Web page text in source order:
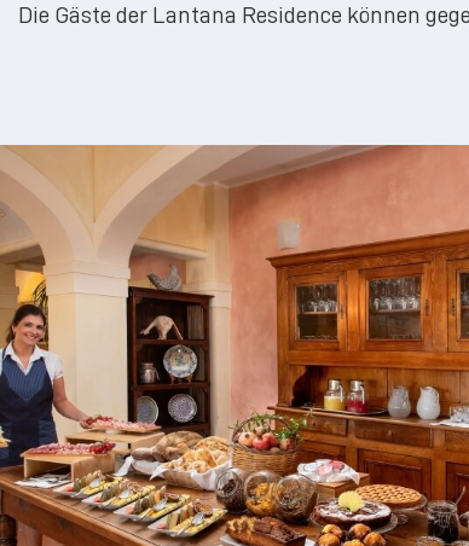
Die Gäste der Lantana Residence können